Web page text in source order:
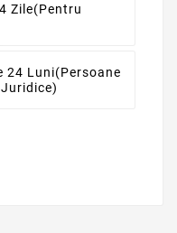
Zile(pentru
24 Luni(persoane